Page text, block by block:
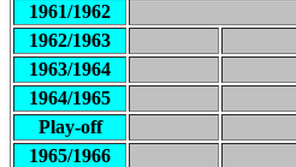
1961/1962
1962/1963
1963/1964
1964/1965
Play-off
1965/1966